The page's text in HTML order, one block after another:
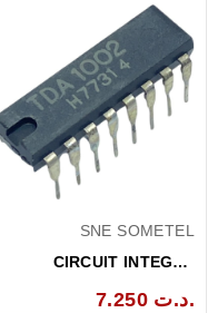
SNE SOMETEL
CIRCUIT INTEGRE
7.250 د.ت.